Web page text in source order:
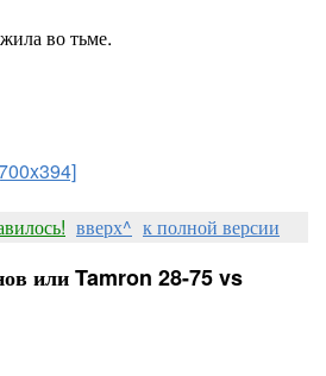
во тьме.
вверх^ к полной версии
или Tamron 28-75 vs